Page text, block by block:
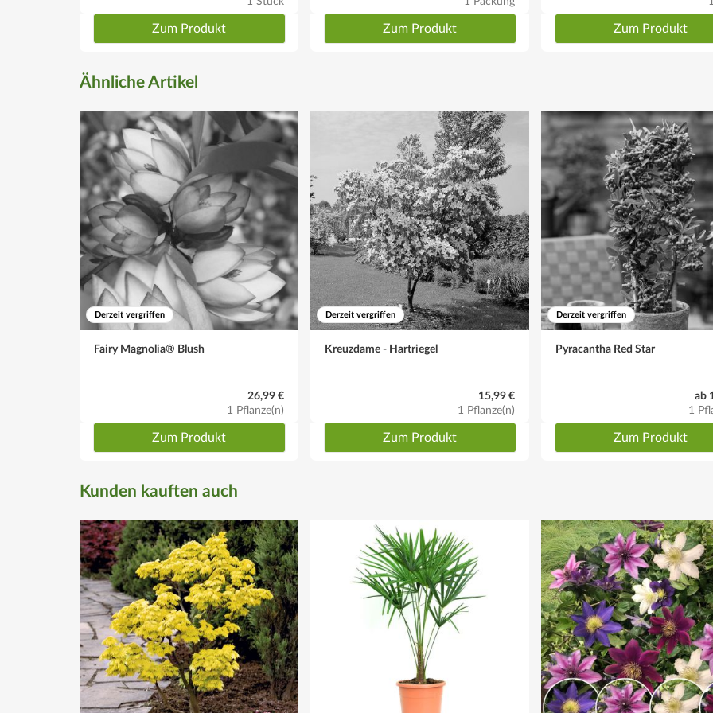
Zum Produkt Zum Produkt Zum Produkt
Ähnliche Artikel
Derzeit vergriffen
Fairy Magnolia® Blush
26,99 €
1 Pflanze(n)
Zum Produkt
Derzeit vergriffen
Kreuzdame - Hartriegel
15,99 €
1 Pflanze(n)
Zum Produkt
Derzeit vergriffen
Pyracantha Red Star
ab
1
Zum Produkt
Kunden kauften auch